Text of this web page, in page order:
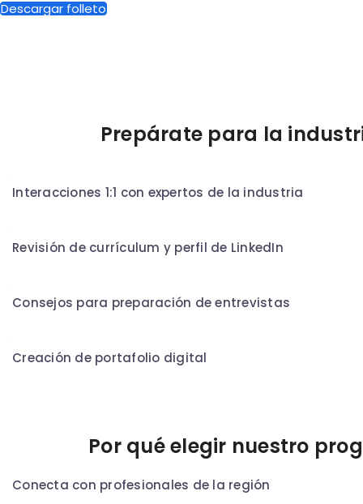
Descargar folleto
Prepárate para la
Interacciones 1:1 con expertos de la industria
Revisión de currículum y perfil de LinkedIn
Consejos para preparación de entrevistas
Creación de portafolio digital
Por qué elegir nuestro
Conecta con profesionales de la región